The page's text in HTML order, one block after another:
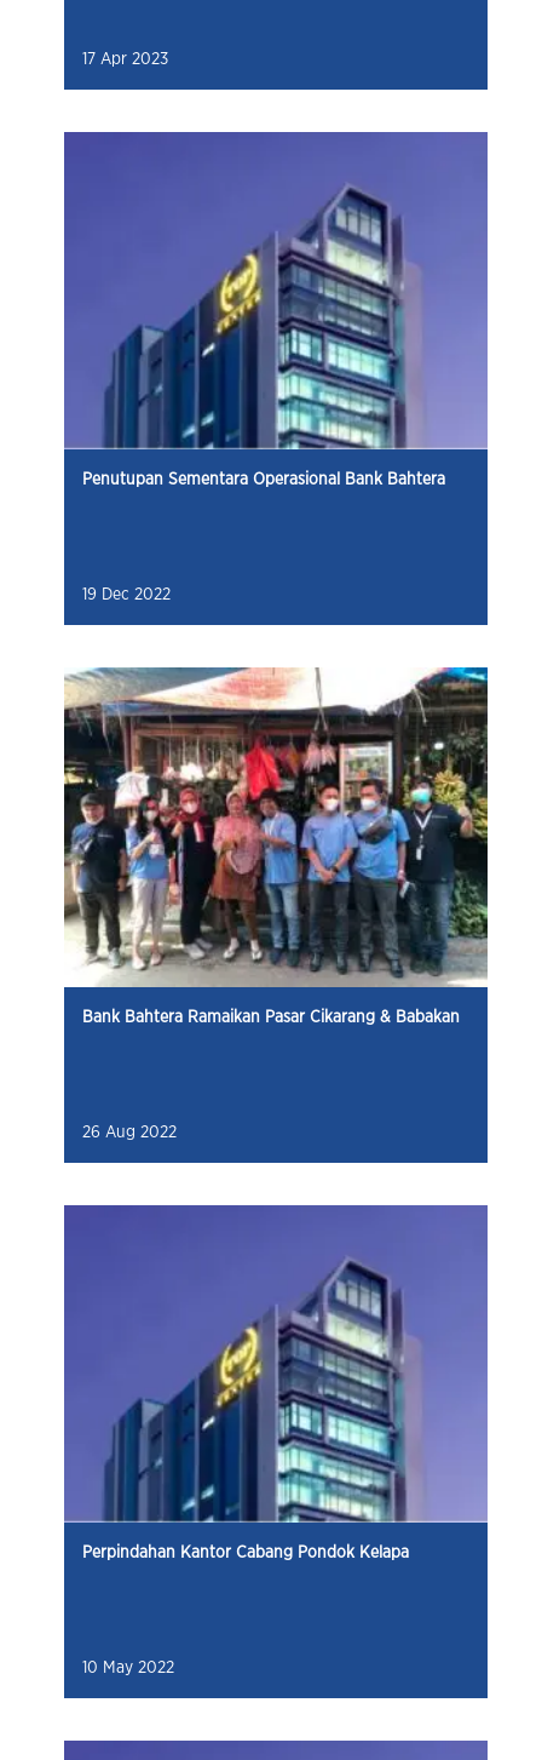
17 Apr 2023
Penutupan Sementara Operasional Bank Bahtera
19 Dec 2022
Bank Bahtera Ramaikan Pasar Cikarang & Babakan
26 Aug 2022
Perpindahan Kantor Cabang Pondok Kelapa
10 May 2022